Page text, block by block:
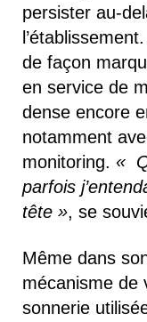
persister au-
de façon
en service de
dense encore
notamment
monitoring. «
parfois
tête », se
Même dans
mécanisme de
sonnerie